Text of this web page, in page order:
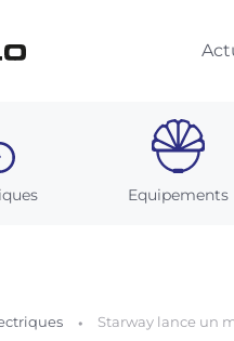
Equipements
Starway lance un